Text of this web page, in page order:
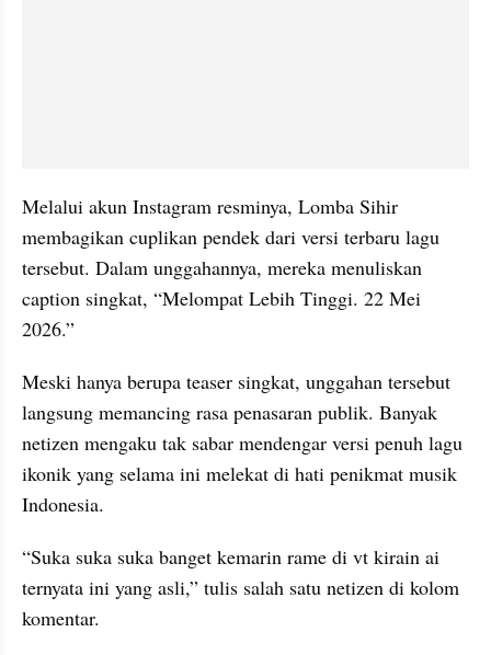
Melalui akun Instagram resminya, Lomba Sihir
membagikan cuplikan pendek dari versi terbaru lagu
tersebut. Dalam unggahannya, mereka menuliskan
caption singkat, “Melompat Lebih Tinggi. 22 Mei
2026.”
Meski hanya berupa teaser singkat, unggahan tersebut
langsung memancing rasa penasaran publik. Banyak
netizen mengaku tak sabar mendengar versi penuh lagu
ikonik yang selama ini melekat di hati penikmat musik
Indonesia.
“Suka suka suka banget kemarin rame di vt kirain ai
ternyata ini yang asli,” tulis salah satu netizen di kolom
komentar.